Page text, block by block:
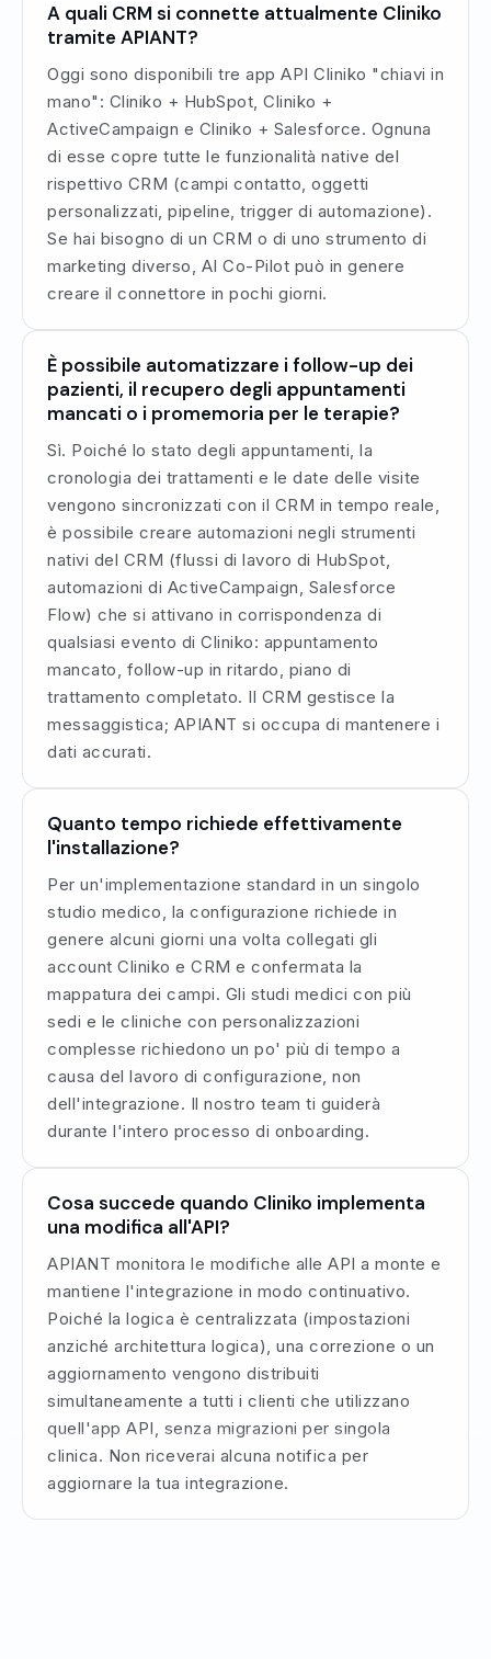
A quali CRM si connette attualmente Cliniko
tramite APIANT?
Oggi sono disponibili tre app API Cliniko "chiavi in
mano": Cliniko + HubSpot, Cliniko +
ActiveCampaign e Cliniko + Salesforce. Ognuna
di esse copre tutte le funzionalità native del
rispettivo CRM (campi contatto, oggetti
personalizzati, pipeline, trigger di automazione).
Se hai bisogno di un CRM o di uno strumento di
marketing diverso, AI Co-Pilot può in genere
creare il connettore in pochi giorni.
È possibile automatizzare i follow-up dei
pazienti, il recupero degli appuntamenti
mancati o i promemoria per le terapie?
Sì. Poiché lo stato degli appuntamenti, la
cronologia dei trattamenti e le date delle visite
vengono sincronizzati con il CRM in tempo reale,
è possibile creare automazioni negli strumenti
nativi del CRM (flussi di lavoro di HubSpot,
automazioni di ActiveCampaign, Salesforce
Flow) che si attivano in corrispondenza di
qualsiasi evento di Cliniko: appuntamento
mancato, follow-up in ritardo, piano di
trattamento completato. Il CRM gestisce la
messaggistica; APIANT si occupa di mantenere i
dati accurati.
Quanto tempo richiede effettivamente
l'installazione?
Per un'implementazione standard in un singolo
studio medico, la configurazione richiede in
genere alcuni giorni una volta collegati gli
account Cliniko e CRM e confermata la
mappatura dei campi. Gli studi medici con più
sedi e le cliniche con personalizzazioni
complesse richiedono un po' più di tempo a
causa del lavoro di configurazione, non
dell'integrazione. Il nostro team ti guiderà
durante l'intero processo di onboarding.
Cosa succede quando Cliniko implementa
una modifica all'API?
APIANT monitora le modifiche alle API a monte e
mantiene l'integrazione in modo continuativo.
Poiché la logica è centralizzata (impostazioni
anziché architettura logica), una correzione o un
aggiornamento vengono distribuiti
simultaneamente a tutti i clienti che utilizzano
quell'app API, senza migrazioni per singola
clinica. Non riceverai alcuna notifica per
aggiornare la tua integrazione.